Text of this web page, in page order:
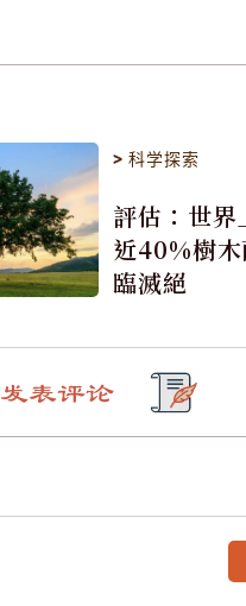
>科学探索
評估：世界
近40%樹
臨滅絕
发表评论